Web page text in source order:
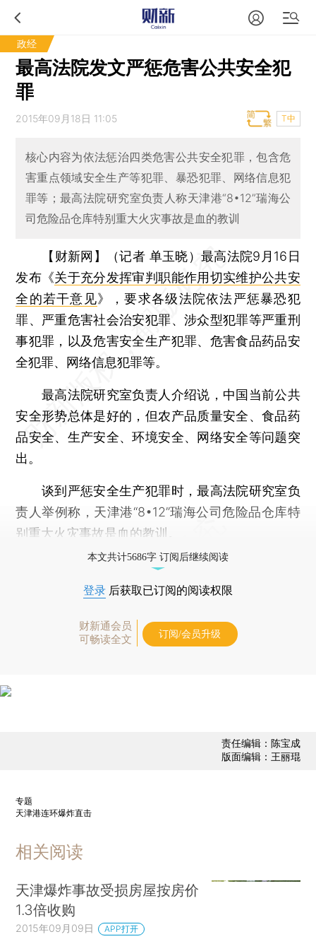
政经
最高法院发文严惩危害公共安全犯
罪
2015年09月18日 11:05 T中
核心内容为依法惩治四类危害公共安全犯罪，包含危
害重点领域安全生产等犯罪、暴恐犯罪、网络信息犯
罪等；最高法院研究室负责人称天津港“8•12”瑞海公
司危险品仓库特别重大火灾事故是血的教训
【财新网】（记者 单玉晓） 最高法院9月16日
发布《关于充分发挥审判职能作用切实维护公共安
全的若干意见》，要求各级法院依法严惩暴恐犯
罪、严重危害社会治安犯罪、涉众型犯罪等严重刑
事犯罪，以及危害安全生产犯罪、危害食品药品安
全犯罪、网络信息犯罪等。
最高法院研究室负责人介绍说，中国当前公共
安全形势总体是好的，但农产品质量安全、食品药
品安全、生产安全、环境安全、网络安全等问题突
出。
谈到严惩安全生产犯罪时，最高法院研究室负
责人举例称，天津港“8•12”瑞海公司危险品仓库特
别重大火灾事故是血的教训。
本文共计5686字 订阅后继续阅读
登录 后获取已订阅的阅读权限
财新通会员
可畅读全文
订阅/会员升级
责任编辑：陈宝成
版面编辑：王丽琨
专题
天津港连环爆炸直击
相关阅读
天津爆炸事故受损房屋按房价
1.3倍收购
2015年09月09日 APP打开